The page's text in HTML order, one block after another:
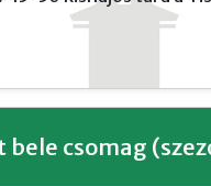
bele csomag